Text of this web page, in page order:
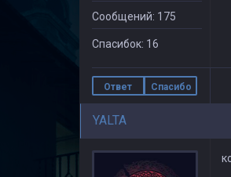
Сообщений: 175
Спасибок: 16
Ответ Спасибо
YALTA